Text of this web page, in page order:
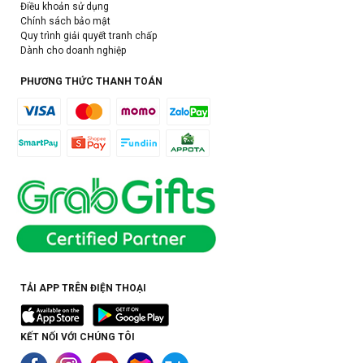
Điều khoản sử dụng
Chính sách bảo mật
Quy trình giải quyết tranh chấp
Dành cho doanh nghiệp
PHƯƠNG THỨC THANH TOÁN
TẢI APP TRÊN ĐIỆN THOẠI
KẾT NỐI VỚI CHÚNG TÔI